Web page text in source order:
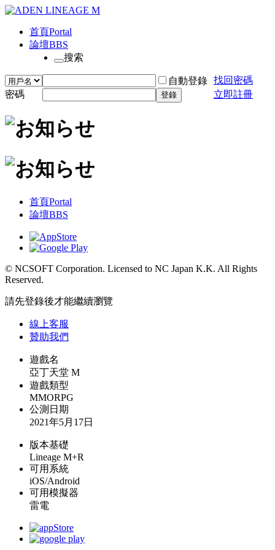
首頁Portal
論壇BBS
搜索
自動登錄 找回密碼
密碼
登錄 立即註冊
首頁Portal
論壇BBS
© NCSOFT Corporation. Licensed to NC Japan K.K. All Rights
Reserved.
請先登錄後才能繼續瀏覽
線上客服
贊助我們
遊戲名
亞丁天堂 M
遊戲類型
MMORPG
公測日期
2021年5月17日
版本基礎
Lineage M+R
可用系統
iOS/Android
可用模擬器
雷電